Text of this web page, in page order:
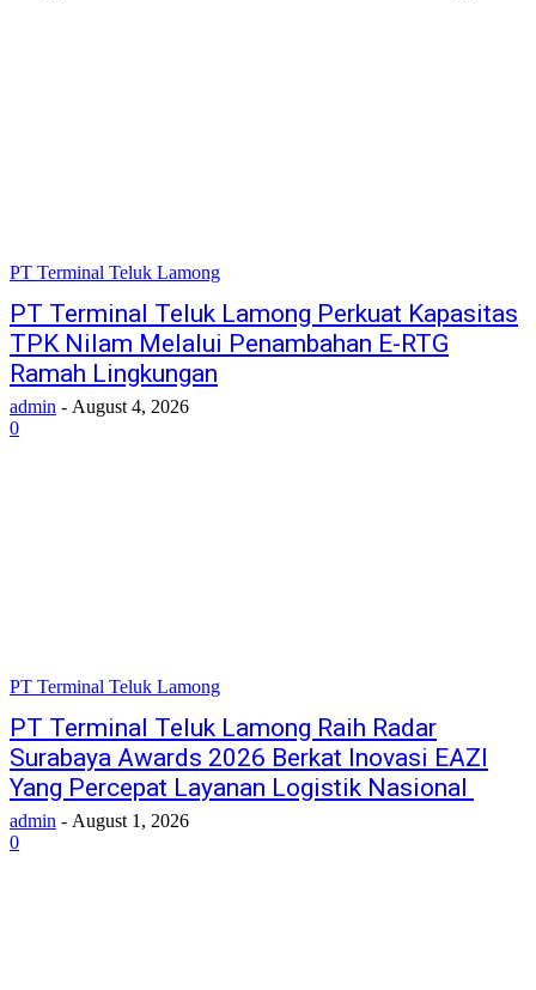
PT Terminal Teluk Lamong
PT Terminal Teluk Lamong Perkuat Kapasitas
TPK Nilam Melalui Penambahan E-RTG
Ramah Lingkungan
admin - August 4, 2026
0
PT Terminal Teluk Lamong
PT Terminal Teluk Lamong Raih Radar
Surabaya Awards 2026 Berkat Inovasi EAZI
Yang Percepat Layanan Logistik Nasional
admin - August 1, 2026
0